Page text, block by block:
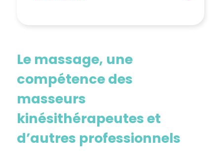
Le massage, une
compétence des
masseurs
kinésithérapeutes et
d’autres professionnels